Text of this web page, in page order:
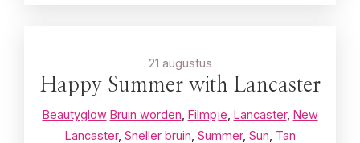
21 augustus
Happy Summer with Lancaster
Beautyglow Bruin worden Filmpje Lancaster, New
Lancaster, Sneller bruin Summer, Sun Tan